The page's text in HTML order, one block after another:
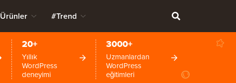
Ürünler #Trend
20+
Yıllık
WordPress
deneyimi
3000+
Uzmanlardan
WordPress
eğitimleri